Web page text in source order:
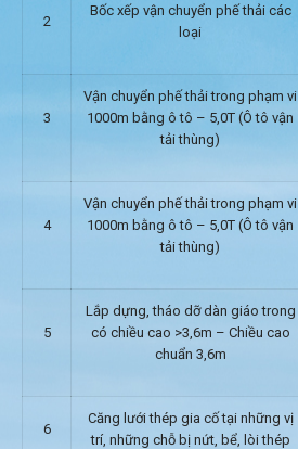
2
Bốc xếp vận chuyển phế thải các
loại
3
Vận chuyển phế thải trong phạm vi
1000m bằng ô tô – 5,0T (Ô tô vận
tải thùng)
4
Vận chuyển phế thải trong phạm vi
1000m bằng ô tô – 5,0T (Ô tô vận
tải thùng)
5
Lắp dựng, tháo dỡ dàn giáo trong
có chiều cao >3,6m – Chiều cao
chuẩn 3,6m
6
Căng lưới thép gia cố tại những vị
trí, những chỗ bị nứt, bể, lòi thép